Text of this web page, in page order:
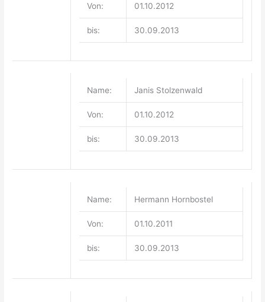
Von: 01.10.2012
bis: 30.09.2013
Name: Janis Stolzenwald
Von: 01.10.2012
bis: 30.09.2013
Name: Hermann Hornbostel
Von: 01.10.2011
bis: 30.09.2013